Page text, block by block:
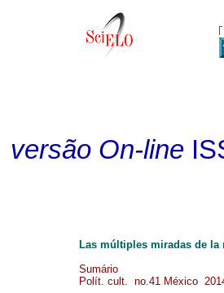
versão On-line
Las múltiples miradas de
Sumário
Polít. cult. no.41 México